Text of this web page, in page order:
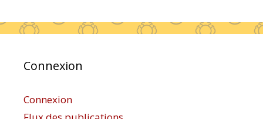
Connexion
Connexion